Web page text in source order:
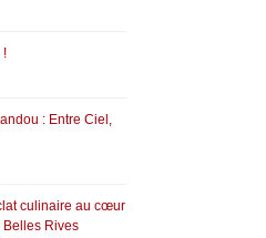
!
: Entre Ciel,
culinaire au cœur
Belles Rives